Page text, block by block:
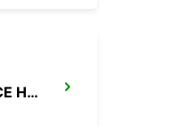
SKOPJE ALEKSANDAR PALACE HOTEL